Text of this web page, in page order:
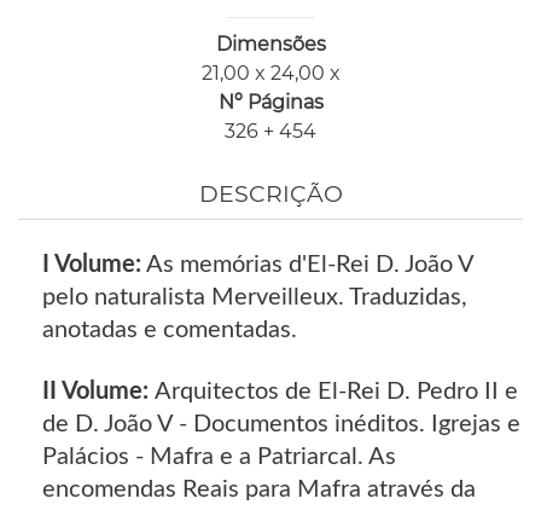
Dimensões
21,00 x 24,00 x
Nº Páginas
326 + 454
DESCRIÇÃO
I Volume: As memórias d'El-Rei D. João V
pelo naturalista Merveilleux. Traduzidas,
anotadas e comentadas.
II Volume: Arquitectos de El-Rei D. Pedro II e
de D. João V - Documentos inéditos. Igrejas e
Palácios - Mafra e a Patriarcal. As
encomendas Reais para Mafra através da